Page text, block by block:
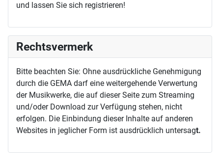
und lassen Sie sich registrieren!
Rechtsvermerk
Bitte beachten Sie: Ohne ausdrückliche Genehmigung
durch die GEMA darf eine weitergehende Verwertung
der Musikwerke, die auf dieser Seite zum Streaming
und/oder Download zur Verfügung stehen, nicht
erfolgen. Die Einbindung dieser Inhalte auf anderen
Websites in jeglicher Form ist ausdrücklich untersagt.